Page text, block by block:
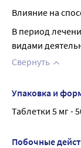
Влияние на
В период
видами
Свернуть
Упаковка и
Таблетки 5 мг -
Побочные